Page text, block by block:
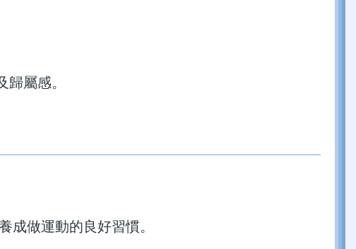
屬感。
做運動的良好習慣。